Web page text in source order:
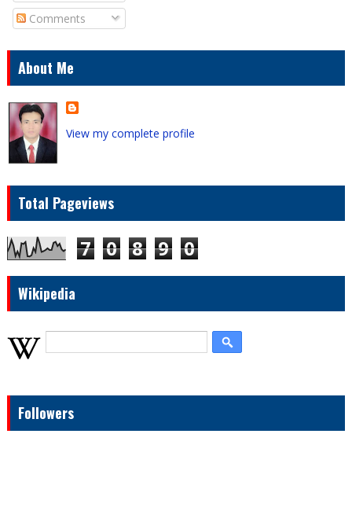
Comments
About Me
View my complete profile
Total Pageviews
7 0 8 9 0
Wikipedia
Followers